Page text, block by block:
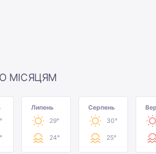
МІСЯЦЯМ
Липень
29°
24°
Серпень
30°
25°